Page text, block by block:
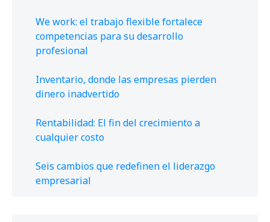
We work: el trabajo flexible fortalece
competencias para su desarrollo
profesional
Inventario, donde las empresas pierden
dinero inadvertido
Rentabilidad: El fin del crecimiento a
cualquier costo
Seis cambios que redefinen el liderazgo
empresarial